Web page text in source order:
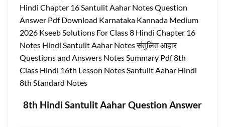
Hindi Chapter 16 Santulit Aahar Notes Question
Answer Pdf Download Karnataka Kannada Medium
2026 Kseeb Solutions For Class 8 Hindi Chapter 16
Notes Hindi Santulit Aahar Notes संतुलित आहार
Questions and Answers Notes Summary Pdf 8th
Class Hindi 16th Lesson Notes Santulit Aahar Hindi
8th Standard Notes
8th Hindi Santulit Aahar Question Answer